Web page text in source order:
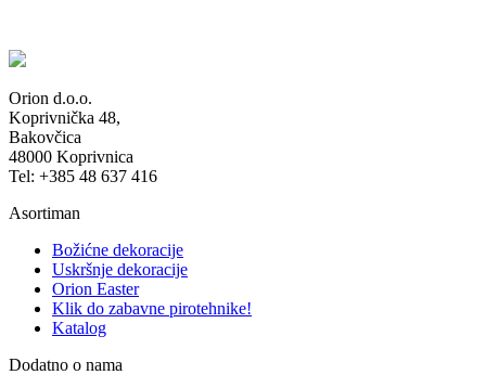
Orion d.o.o.
Koprivnička 48,
Bakovčica
48000 Koprivnica
Tel: +385 48 637 416
Asortiman
Božićne dekoracije
Uskršnje dekoracije
Orion Easter
Klik do zabavne pirotehnike!
Katalog
Dodatno o nama